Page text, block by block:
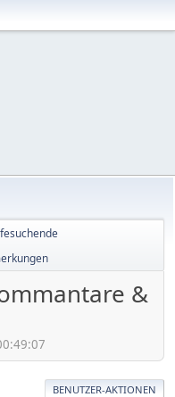
&
BENUTZER-AKTIONEN